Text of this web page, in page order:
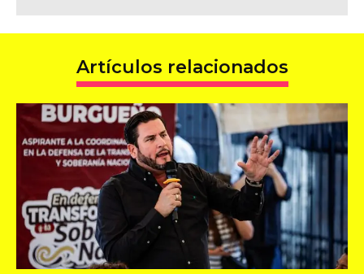
Artículos relacionados